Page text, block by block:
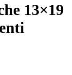
13×19